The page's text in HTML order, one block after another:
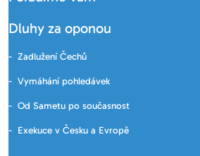
Dluhy za oponou
Zadlužení Čechů
Vymáhání pohledávek
Od Sametu po současnost
Exekuce v Česku a Evropě